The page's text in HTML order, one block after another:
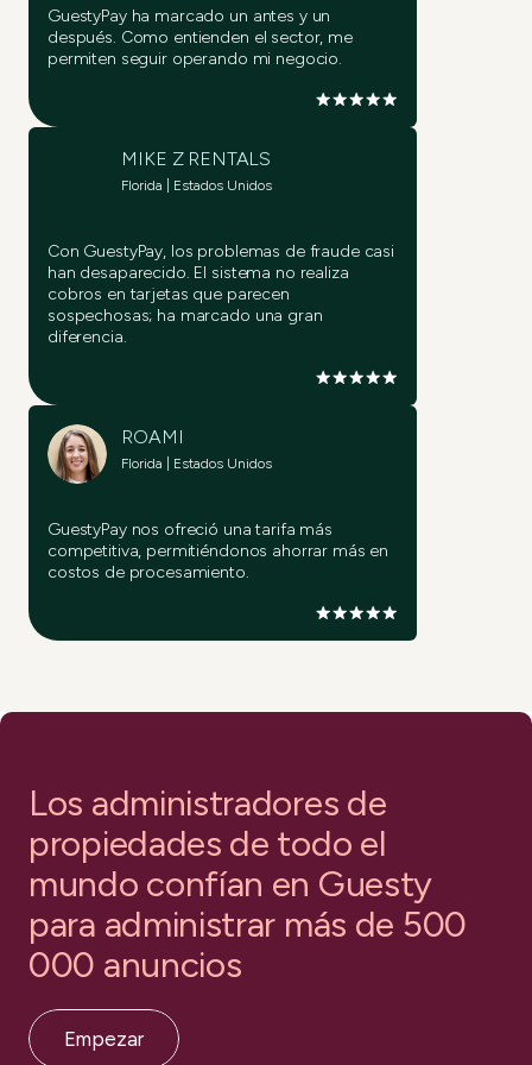
Pruébelo ahora
Pruébelo ahora
Pruébelo ahora
Pruébelo ahora
Pruébelo ahora
GuestyPay ha marcado un antes y un
después. Como entienden el sector, me
permiten seguir operando mi negocio.
MIKE Z RENTALS
Florida | Estados Unidos
Con GuestyPay, los problemas de fraude casi
han desaparecido. El sistema no realiza
cobros en tarjetas que parecen
sospechosas; ha marcado una gran
diferencia.
ROAMI
Florida | Estados Unidos
GuestyPay nos ofreció una tarifa más
competitiva, permitiéndonos ahorrar más en
costos de procesamiento.
Los administradores de
propiedades de todo el
mundo confían en Guesty
para administrar más de 500
000 anuncios
Empezar